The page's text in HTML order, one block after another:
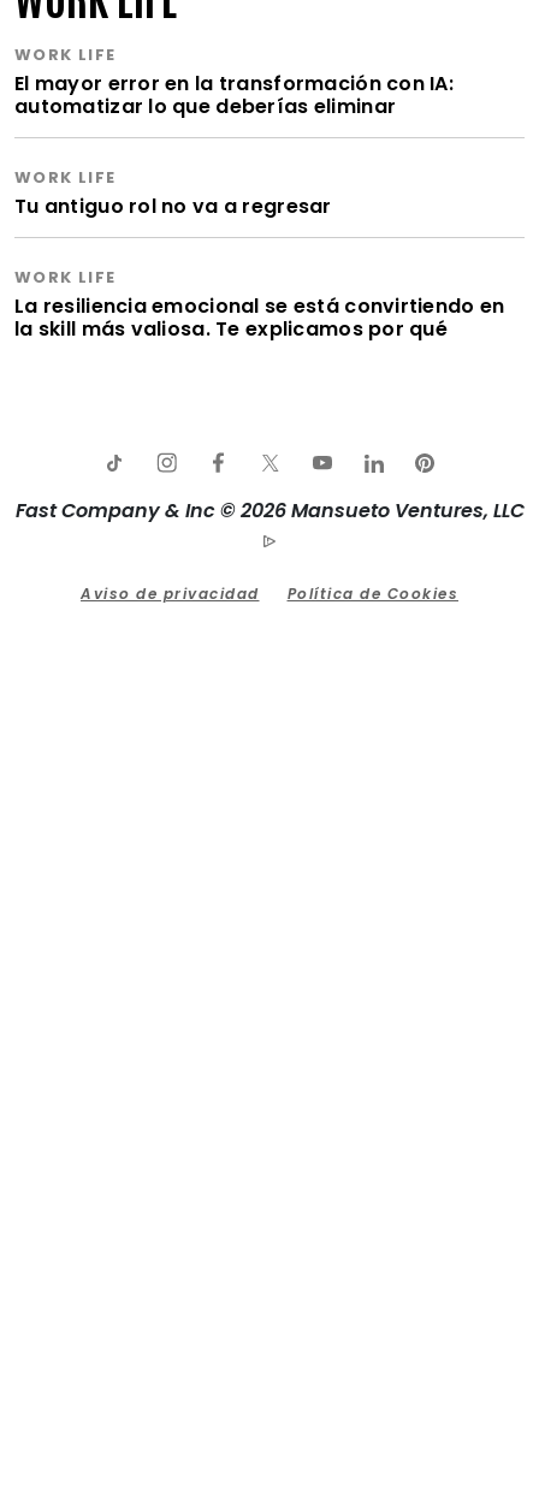
WORK LIFE
El mayor error en la transformación con IA:
automatizar lo que deberías eliminar
WORK LIFE
Tu antiguo rol no va a regresar
WORK LIFE
La resiliencia emocional se está convirtiendo en
la skill más valiosa. Te explicamos por qué
Fast Company & Inc © 2026 Mansueto Ventures, LLC
Aviso de privacidad Política de Cookies